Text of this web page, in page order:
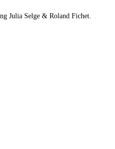
Julia Selge & Roland Fichet.